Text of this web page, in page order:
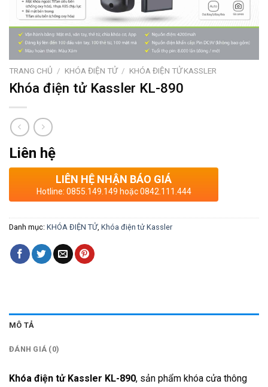
TRANG CHỦ / KHÓA ĐIỆN TỬ / KHÓA ĐIỆN TỬ KASSLER
Khóa điện tử Kassler KL-890
Liên hệ
LIÊN HỆ NHẬN BÁO GIÁ
Hotline: 0855.149.149 hoặc 0842.111.444
Danh mục: KHÓA ĐIỆN TỬ, Khóa điện tử Kassler
MÔ TẢ
ĐÁNH GIÁ (0)
Khóa điện tử Kassler KL-890, sản phẩm khóa cửa thông